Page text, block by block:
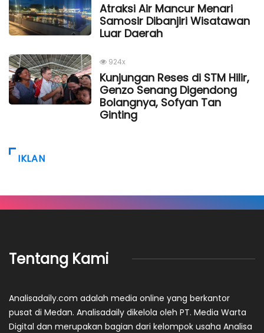
Atraksi Air Mancur Menari
Samosir Dibanjiri Wisatawan
Luar Daerah
924x
Kunjungan Reses di STM Hilir,
Genzo Senang Digendong
Bolangnya, Sofyan Tan
Ginting
IKLAN
Tentang Kami
Analisadaily.com adalah media online yang berkantor
pusat di Medan. Analisadaily dikelola oleh PT. Media Warta
Digital dan merupakan bagian dari kelompok usaha Analisa